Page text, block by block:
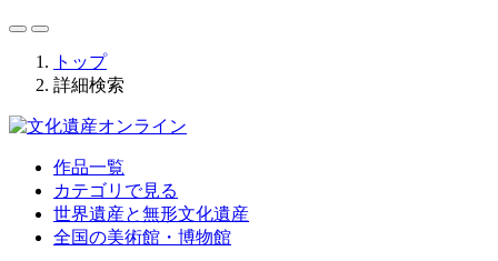
トップ
詳細検索
作品一覧
カテゴリで見る
世界遺産と無形文化遺産
全国の美術館・博物館